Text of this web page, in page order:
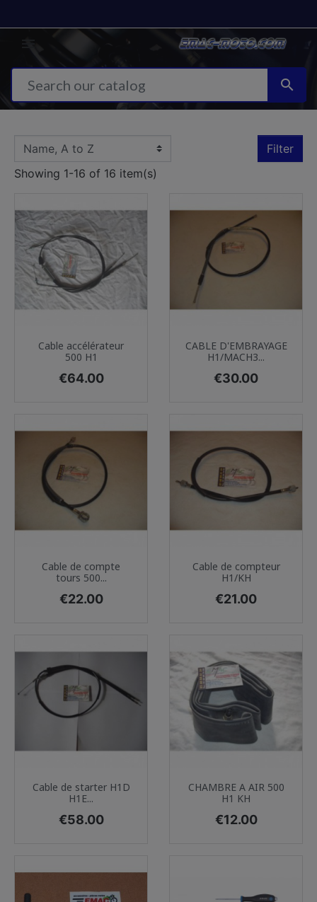

Filter
Showing 1-16 of 16 item(s)
Cable accélérateur
500 H1
Price
€64.00
CABLE D'EMBRAYAGE
H1/MACH3...
Price
€30.00
Cable de compte
tours 500...
Price
€22.00
Cable de compteur
H1/KH
Price
€21.00
Cable de starter H1D
H1E...
Price
€58.00
CHAMBRE A AIR 500
H1 KH
Price
€12.00